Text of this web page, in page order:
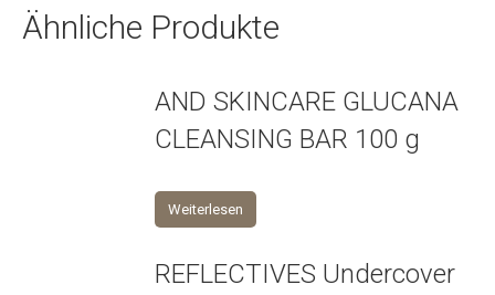
Ähnliche Produkte
AND SKINCARE GLUCANA
CLEANSING BAR 100 g
Weiterlesen
REFLECTIVES Undercover